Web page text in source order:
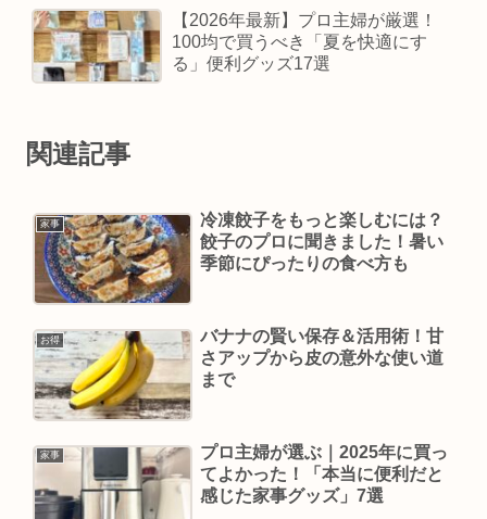
【2026年最新】プロ主婦が厳選！
100均で買うべき「夏を快適にす
る」便利グッズ17選
関連記事
家事
冷凍餃子をもっと楽しむには？
餃子のプロに聞きました！暑い
季節にぴったりの食べ方も
お得
バナナの賢い保存＆活用術！甘
さアップから皮の意外な使い道
まで
家事
プロ主婦が選ぶ｜2025年に買っ
てよかった！「本当に便利だと
感じた家事グッズ」7選